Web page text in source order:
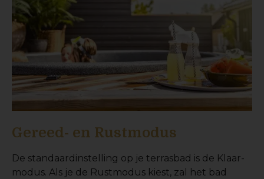
Gereed- en Rustmodus
De standaardinstelling op je terrasbad is de Klaar-
modus. Als je de Rustmodus kiest, zal het bad